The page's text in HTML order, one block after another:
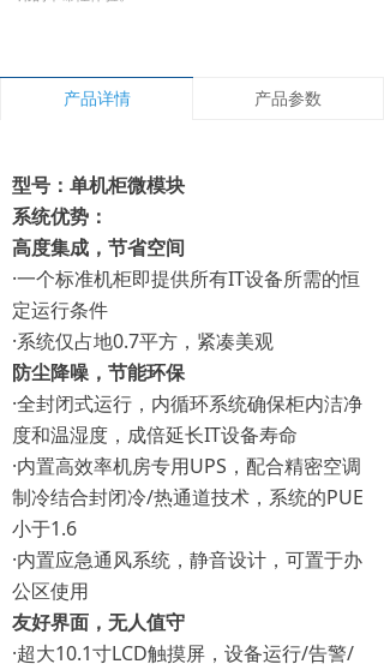
产品详情 产品参数
型号：单机柜微模块
系统优势：
高度集成，节省空间
·一个标准机柜即提供所有IT设备所需的恒
定运行条件
·系统仅占地0.7平方，紧凑美观
防尘降噪，节能环保
·全封闭式运行，内循环系统确保柜内洁净
度和温湿度，成倍延长IT设备寿命
·内置高效率机房专用UPS，配合精密空调
制冷结合封闭冷/热通道技术，系统的PUE
小于1.6
·内置应急通风系统，静音设计，可置于办
公区使用
友好界面，无人值守
·超大10.1寸LCD触摸屏，设备运行/告警/